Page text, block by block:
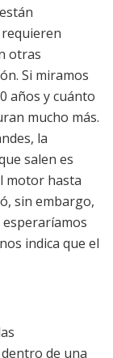
otras
Si miramos
años y cuánto
mucho más.
la
salen es
motor hasta
sin embargo,
indica que el
de una